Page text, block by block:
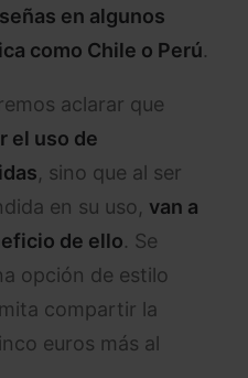
en algunos
como Chile o Perú.
aclarar que
el uso de
, sino que al ser
en su uso, van a
de ello. Se
opción de estilo
compartir la
euros más al